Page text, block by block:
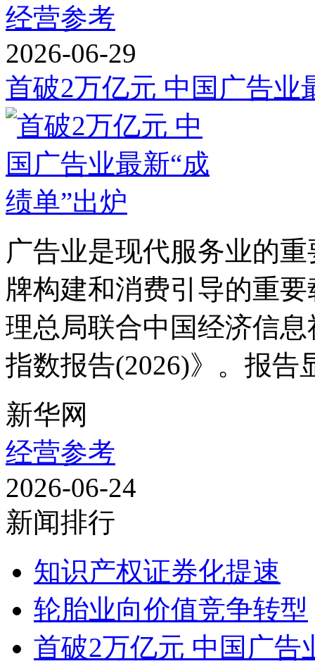
经营参考
2026-06-29
首破2万亿元 中国广告业
广告业是现代服务业的
牌构建和消费引导的重
理总局联合中国经济信
指数报告(2026)》。报告
新华网
经营参考
2026-06-24
新闻排行
知识产权证券化提速
轮胎业向价值竞争转型
首破2万亿元 中国广告